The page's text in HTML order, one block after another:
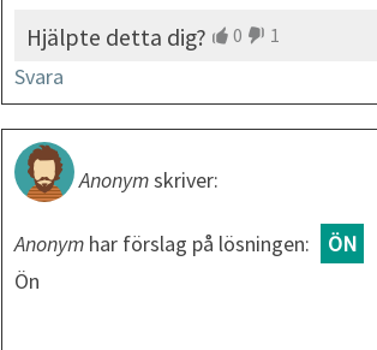
Hjälpte detta dig? 0 1
Svara
Anonymskriver:
Anonym har förslag på lösningen:
ÖN
Ön